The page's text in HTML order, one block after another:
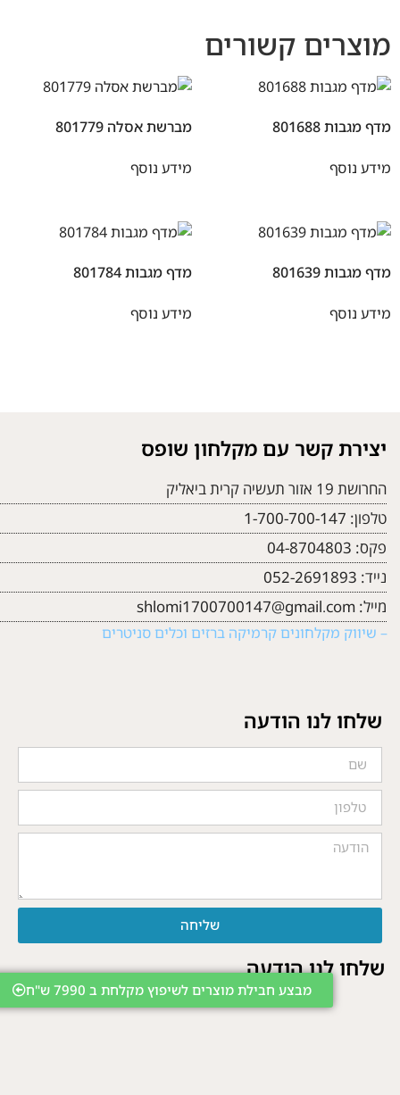
מבצע חבילת מוצרים לשיפוץ מקלחת ב 7990 ש"ח
מוצרים קשורים
מדף מגבות 801688
מידע נוסף
מברשת אסלה 801779
מידע נוסף
מדף מגבות 801639
מידע נוסף
מדף מגבות 801784
מידע נוסף
יצירת קשר עם מקלחון שופס
החרושת 19 אזור תעשיה קרית ביאליק
טלפון: 1-700-700-147
פקס: 04-8704803
נייד: 052-2691893
מייל: shlomi1700700147@gmail.com
– שיווק מקלחונים קרמיקה ברזים וכלים סניטרים
שלחו לנו הודעה
שליחה
שלחו לנו הודעה